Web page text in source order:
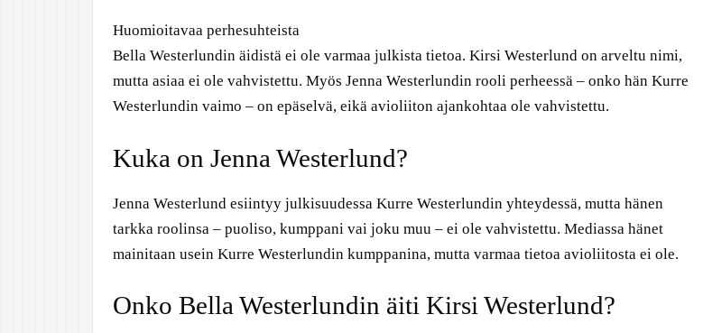
Huomioitavaa perhesuhteista
Bella Westerlundin äidistä ei ole varmaa julkista tietoa. Kirsi Westerlund on arveltu nimi,
mutta asiaa ei ole vahvistettu. Myös Jenna Westerlundin rooli perheessä – onko hän Kurre
Westerlundin vaimo – on epäselvä, eikä avioliiton ajankohtaa ole vahvistettu.
Kuka on Jenna Westerlund?
Jenna Westerlund esiintyy julkisuudessa Kurre Westerlundin yhteydessä, mutta hänen
tarkka roolinsa – puoliso, kumppani vai joku muu – ei ole vahvistettu. Mediassa hänet
mainitaan usein Kurre Westerlundin kumppanina, mutta varmaa tietoa avioliitosta ei ole.
Onko Bella Westerlundin äiti Kirsi Westerlund?